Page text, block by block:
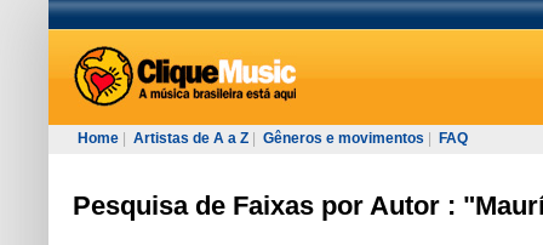
Home Artistas de A a Z Gêneros e movimentos FAQ
Pesquisa de Faixas por Autor :